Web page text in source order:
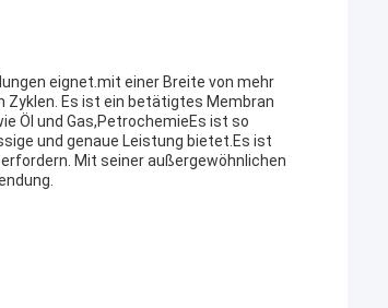
eignet.mit einer Breite von mehr
Zyklen. Es ist ein betätigtes Membran
Öl und Gas,PetrochemieEs ist so
und genaue Leistung bietet.Es ist
Mit seiner außergewöhnlichen